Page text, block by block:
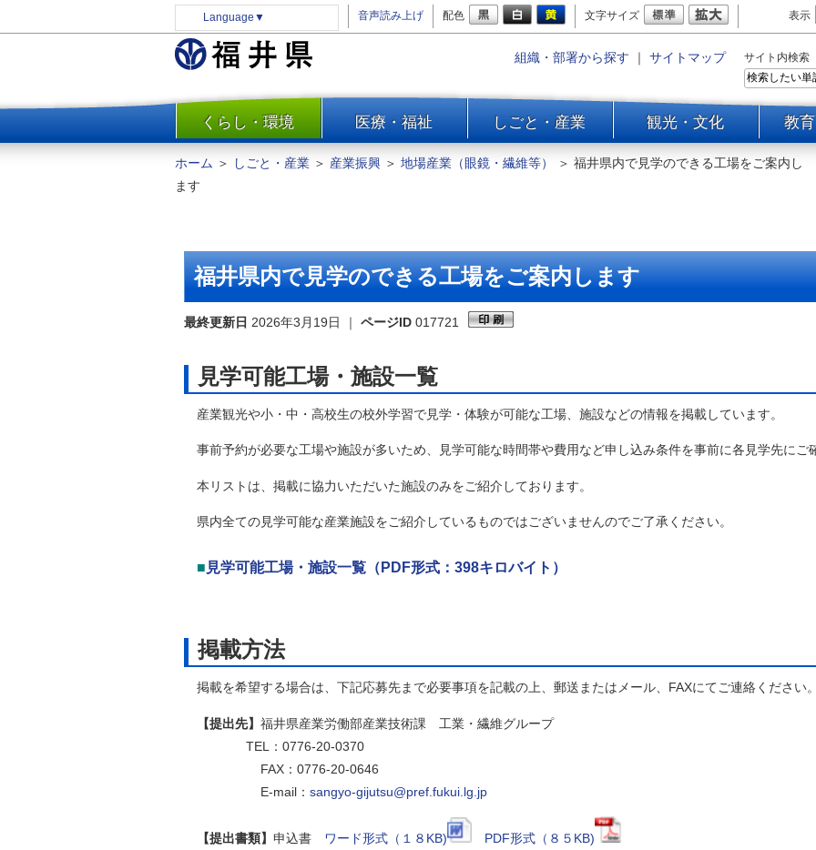
Language ▼ 音声読み上げ 配色 文字サイズ 表示
組織・部署から探す ｜ サイトマップ サイト内検索
一覧
くらし・環境 医療・福祉 しごと・産業 観光・文化 教
防災
安全安心
住まい・土地
環境問題・廃棄物対策・リサ
交通・道路
河川・砂防・港湾
自然
ホーム ＞ しごと・産業 ＞ 産業振興 ＞ 地場産業（眼鏡・繊維等） ＞ 福井県内で見学のできる工場をご案内し
ます
福井県内で見学のできる工場をご案内します
最終更新日 2026年3月19日 ｜ ページID 017721
見学可能工場・施設一覧
産業観光や小・中・高校生の校外学習で見学・体験が可能な工場、施設などの情報を掲載しています。
事前予約が必要な工場や施設が多いため、見学可能な時間帯や費用など申し込み条件を事前に各見学先にご
本リストは、掲載に協力いただいた施設のみをご紹介しております。
県内全ての見学可能な産業施設をご紹介しているものではございませんのでご了承ください。
■ 見学可能工場・施設一覧（PDF形式：398キロバイト）
掲載方法
掲載を希望する場合は、下記応募先まで必要事項を記載の上、郵送またはメール、FAXにてご連絡ください
【提出先】 福井県産業労働部産業技術課 工業・繊維グループ
TEL：0776-20-0370
FAX：0776-20-0646
E-mail： sangyo-gijutsu@pref.fukui.lg.jp
【提出書類】 申込書 ワード形式（１８KB) PDF形式（８５KB)